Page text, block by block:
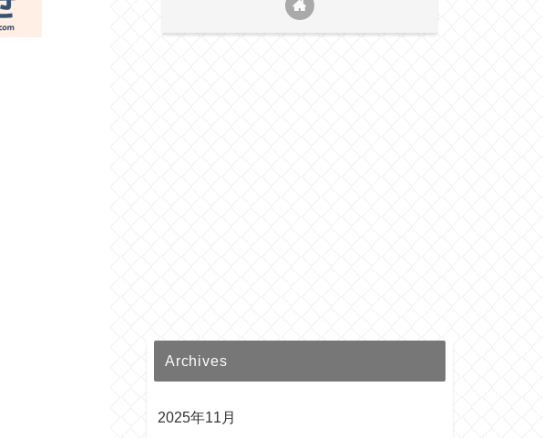
Archives
2025年11月